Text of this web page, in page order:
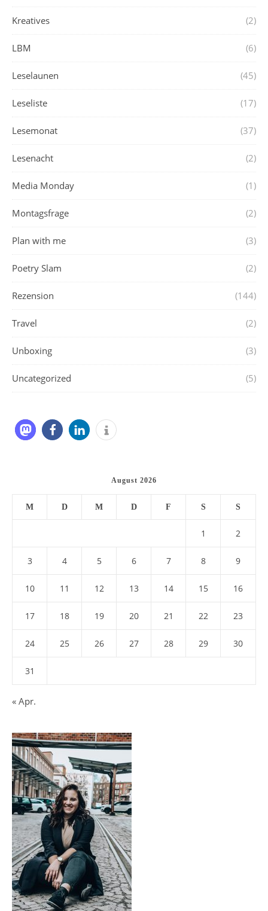
Kreatives (2)
LBM (6)
Leselaunen (45)
Leseliste (17)
Lesemonat (37)
Lesenacht (2)
Media Monday (1)
Montagsfrage (2)
Plan with me (3)
Poetry Slam (2)
Rezension (144)
Travel (2)
Unboxing (3)
Uncategorized (5)
August 2026
M D M D F S S
1 2
3 4 5 6 7 8 9
10 11 12 13 14 15 16
17 18 19 20 21 22 23
24 25 26 27 28 29 30
31
« Apr.